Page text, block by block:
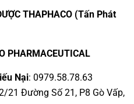
THAPHACO (Tấn Phát
PHARMACEUTICAL
Nại: 0979.58.78.63
21 Đường Số 21, P8 Gò Vấp,